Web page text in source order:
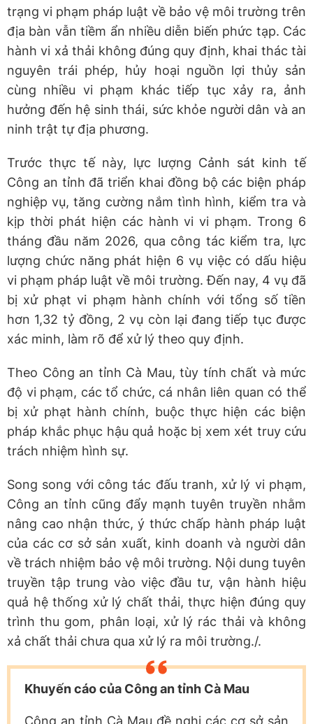
trạng vi phạm pháp luật về bảo vệ môi trường trên
địa bàn vẫn tiềm ẩn nhiều diễn biến phức tạp. Các
hành vi xả thải không đúng quy định, khai thác tài
nguyên trái phép, hủy hoại nguồn lợi thủy sản
cùng nhiều vi phạm khác tiếp tục xảy ra, ảnh
hưởng đến hệ sinh thái, sức khỏe người dân và an
ninh trật tự địa phương.
Trước thực tế này, lực lượng Cảnh sát kinh tế
Công an tỉnh đã triển khai đồng bộ các biện pháp
nghiệp vụ, tăng cường nắm tình hình, kiểm tra và
kịp thời phát hiện các hành vi vi phạm. Trong 6
tháng đầu năm 2026, qua công tác kiểm tra, lực
lượng chức năng phát hiện 6 vụ việc có dấu hiệu
vi phạm pháp luật về môi trường. Đến nay, 4 vụ đã
bị xử phạt vi phạm hành chính với tổng số tiền
hơn 1,32 tỷ đồng, 2 vụ còn lại đang tiếp tục được
xác minh, làm rõ để xử lý theo quy định.
Theo Công an tỉnh Cà Mau, tùy tính chất và mức
độ vi phạm, các tổ chức, cá nhân liên quan có thể
bị xử phạt hành chính, buộc thực hiện các biện
pháp khắc phục hậu quả hoặc bị xem xét truy cứu
trách nhiệm hình sự.
Song song với công tác đấu tranh, xử lý vi phạm,
Công an tỉnh cũng đẩy mạnh tuyên truyền nhằm
nâng cao nhận thức, ý thức chấp hành pháp luật
của các cơ sở sản xuất, kinh doanh và người dân
về trách nhiệm bảo vệ môi trường. Nội dung tuyên
truyền tập trung vào việc đầu tư, vận hành hiệu
quả hệ thống xử lý chất thải, thực hiện đúng quy
trình thu gom, phân loại, xử lý rác thải và không
xả chất thải chưa qua xử lý ra môi trường./.
Khuyến cáo của Công an tỉnh Cà Mau
Công an tỉnh Cà Mau đề nghị các cơ sở sản